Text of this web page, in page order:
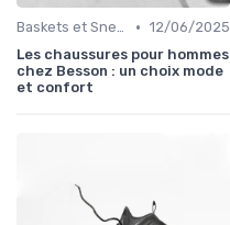
Baskets et Sneakers • 12/06/2025
Les chaussures pour hommes
chez Besson : un choix mode
et confort